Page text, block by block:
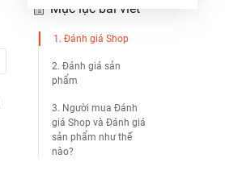
Mục lục bài viết
1. Đánh giá Shop
2. Đánh giá sản
phẩm
3. Người mua Đánh
giá Shop và Đánh giá
sản phẩm như thế
nào?